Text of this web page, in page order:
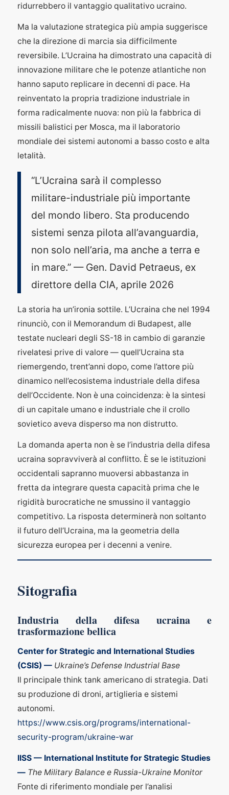
ridurrebbero il vantaggio qualitativo ucraino.
Ma la valutazione strategica più ampia suggerisce
che la direzione di marcia sia difficilmente
reversibile. L’Ucraina ha dimostrato una capacità di
innovazione militare che le potenze atlantiche non
hanno saputo replicare in decenni di pace. Ha
reinventato la propria tradizione industriale in
forma radicalmente nuova: non più la fabbrica di
missili balistici per Mosca, ma il laboratorio
mondiale dei sistemi autonomi a basso costo e alta
letalità.
“L’Ucraina sarà il complesso
militare-industriale più importante
del mondo libero. Sta producendo
sistemi senza pilota all’avanguardia,
non solo nell’aria, ma anche a terra e
in mare.” — Gen. David Petraeus, ex
direttore della CIA, aprile 2026
La storia ha un’ironia sottile. L’Ucraina che nel 1994
rinunciò, con il Memorandum di Budapest, alle
testate nucleari degli SS-18 in cambio di garanzie
rivelatesi prive di valore — quell’Ucraina sta
riemergendo, trent’anni dopo, come l’attore più
dinamico nell’ecosistema industriale della difesa
dell’Occidente. Non è una coincidenza: è la sintesi
di un capitale umano e industriale che il crollo
sovietico aveva disperso ma non distrutto.
La domanda aperta non è se l’industria della difesa
ucraina sopravviverà al conflitto. È se le istituzioni
occidentali sapranno muoversi abbastanza in
fretta da integrare questa capacità prima che le
rigidità burocratiche ne smussino il vantaggio
competitivo. La risposta determinerà non soltanto
il futuro dell’Ucraina, ma la geometria della
sicurezza europea per i decenni a venire.
Sitografia
Industria della difesa ucraina e
trasformazione bellica
Center for Strategic and International Studies
(CSIS) — Ukraine’s Defense Industrial Base
Il principale think tank americano di strategia. Dati
su produzione di droni, artiglieria e sistemi
autonomi.
https://www.csis.org/programs/international-
security-program/ukraine-war
IISS — International Institute for Strategic Studies
— The Military Balance e Russia-Ukraine Monitor
Fonte di riferimento mondiale per l’analisi